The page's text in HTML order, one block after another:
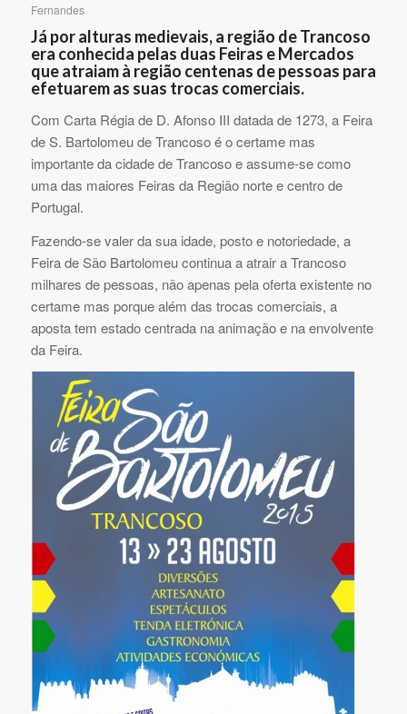
Fernandes
Já por alturas medievais, a região de Trancoso
era conhecida pelas duas Feiras e Mercados
que atraiam à região centenas de pessoas para
efetuarem as suas trocas comerciais.
Com Carta Régia de D. Afonso III datada de 1273, a Feira
de S. Bartolomeu de Trancoso é o certame mas
importante da cidade de Trancoso e assume-se como
uma das maiores Feiras da Região norte e centro de
Portugal.
Fazendo-se valer da sua idade, posto e notoriedade, a
Feira de São Bartolomeu continua a atrair a Trancoso
milhares de pessoas, não apenas pela oferta existente no
certame mas porque além das trocas comerciais, a
aposta tem estado centrada na animação e na envolvente
da Feira.